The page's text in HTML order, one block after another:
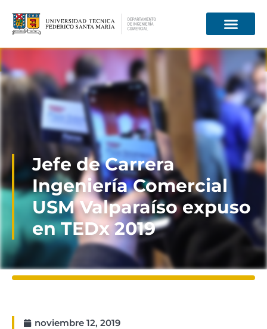
Información para
Jefe de Carrera
Ingeniería Comercial
USM Valparaíso expuso
en TEDx 2019
noviembre 12, 2019